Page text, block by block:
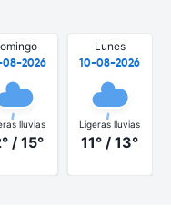
2026
lluvias
/ 15°
Lunes
10-08-2026
Ligeras lluvias
11° / 13°